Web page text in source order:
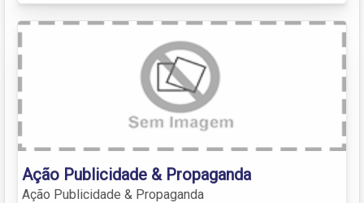
Ação Publicidade & Propaganda
Ação Publicidade & Propaganda